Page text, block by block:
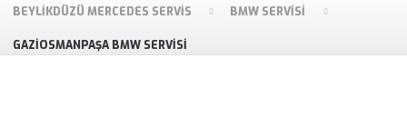
BEYLIKDÜZÜ MERCEDES SERVIS BMW SERVISI
GAZIOSMANPAŞA BMW SERVISI